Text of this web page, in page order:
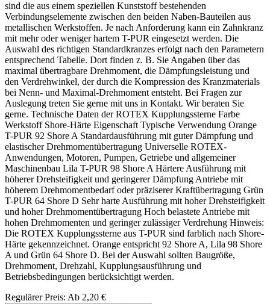
sind die aus einem speziellen Kunststoff bestehenden
Verbindungselemente zwischen den beiden Naben-Bauteilen aus
metallischen Werkstoffen. Je nach Anforderung kann ein Zahnkranz
mit mehr oder weniger hartem T-PUR eingesetzt werden. Die
Auswahl des richtigen Standardkranzes erfolgt nach den Parametern
entsprechend Tabelle. Dort finden z. B. Sie Angaben über das
maximal übertragbare Drehmoment, die Dämpfungsleistung und
den Verdrehwinkel, der durch die Kompression des Kranzmaterials
bei Nenn- und Maximal-Drehmoment entsteht. Bei Fragen zur
Auslegung treten Sie gerne mit uns in Kontakt. Wir beraten Sie
gerne. Technische Daten der ROTEX Kupplungssterne Farbe
Werkstoff Shore-Härte Eigenschaft Typische Verwendung Orange
T-PUR 92 Shore A Standardausführung mit guter Dämpfung und
elastischer Drehmomentübertragung Universelle ROTEX-
Anwendungen, Motoren, Pumpen, Getriebe und allgemeiner
Maschinenbau Lila T-PUR 98 Shore A Härtere Ausführung mit
höherer Drehsteifigkeit und geringerer Dämpfung Antriebe mit
höherem Drehmomentbedarf oder präziserer Kraftübertragung Grün
T-PUR 64 Shore D Sehr harte Ausführung mit hoher Drehsteifigkeit
und hoher Drehmomentübertragung Hoch belastete Antriebe mit
hohen Drehmomenten und geringer zulässiger Verdrehung Hinweis:
Die ROTEX Kupplungssterne aus T-PUR sind farblich nach Shore-
Härte gekennzeichnet. Orange entspricht 92 Shore A, Lila 98 Shore
A und Grün 64 Shore D. Bei der Auswahl sollten Baugröße,
Drehmoment, Drehzahl, Kupplungsausführung und
Betriebsbedingungen berücksichtigt werden.
Regulärer Preis: Ab 2,20 €